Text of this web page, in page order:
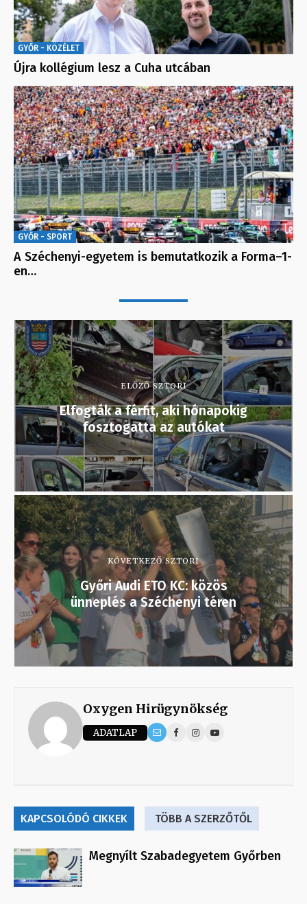
GYŐR - KÖZÉLET
Újra kollégium lesz a Cuha utcában
GYŐR - SPORT
A Széchenyi-egyetem is bemutatkozik a Forma–1-
en…
ELŐZŐ SZTORI
Elfogták a férfit, aki hónapokig
fosztogatta az autókat
KÖVETKEZŐ SZTORI
Győri Audi ETO KC: közös
ünneplés a Széchenyi téren
Oxygen Hirügynökség
ADATLAP
KAPCSOLÓDÓ CIKKEK TÖBB A SZERZŐTŐL
Megnyílt Szabadegyetem Győrben